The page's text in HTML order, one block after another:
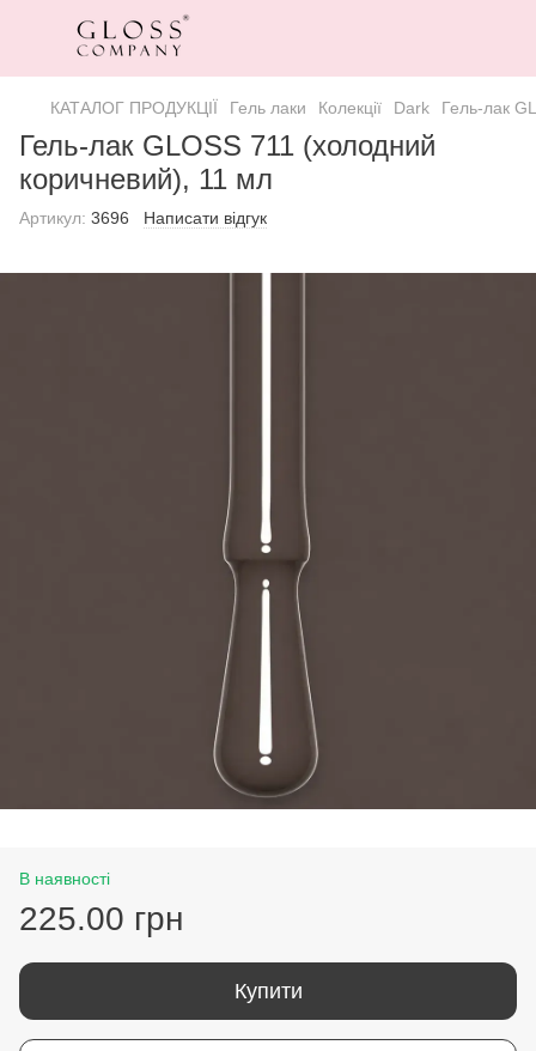
КАТАЛОГ ПРОДУКЦІЇ Гель лаки Колекції Dark Гель-лак
Гель-лак GLOSS 711 (холодний
коричневий), 11 мл
Артикул: 3696 Написати відгук
В наявності
225.00 грн
Купити